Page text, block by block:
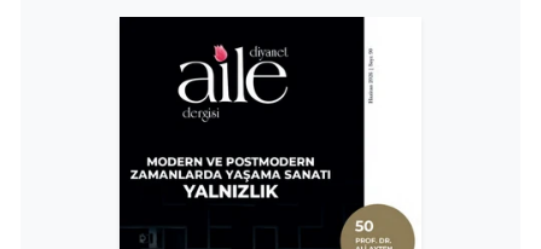
Muş Müftülüğü